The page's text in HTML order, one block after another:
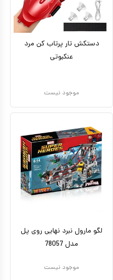
کیف و کوله پشتی
اسباب بازی مشاغل
دستکش تار پرتاب کن مرد
عنکبوتی
موجود نیست
لگو مارول نبرد نهایی روی پل
مدل 78057
موجود نیست